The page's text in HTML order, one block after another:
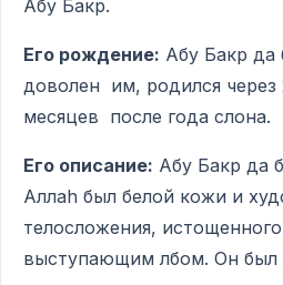
Абу Бакр.
Его рождение: Абу Бакр да
доволен им, родился через
месяцев после года слона.
Его описание: Абу Бакр да
Аллаh был белой кожи и
телосложения,
выступающим лбом. Он был